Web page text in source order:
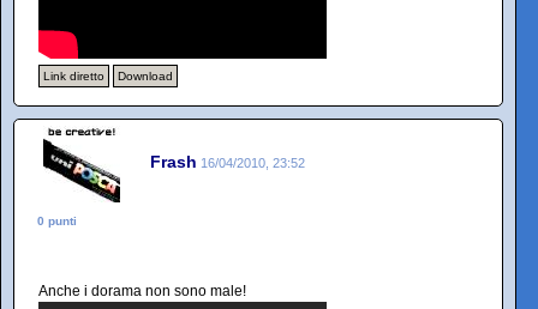
Link diretto Download
Frash 16/04/2010, 23:52
0 punti
Anche i dorama non sono male!